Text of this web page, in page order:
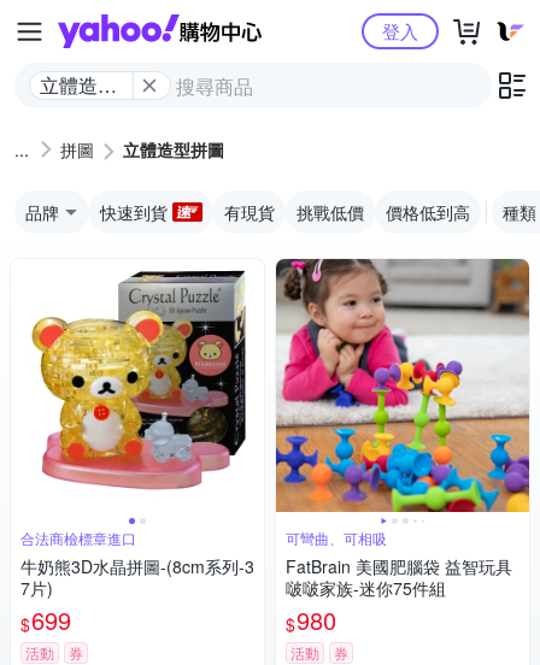
Yahoo購物中心
立體造型
登入
拼圖 立體造型拼圖
品牌 快速到貨 有現貨 挑戰低價 價格低到高 種類
合法商檢標章進口
牛奶熊3D水晶拼圖-(8cm系列-3
7片)
$699
活動 券
可彎曲、可相吸
FatBrain 美國肥腦袋 益智玩具
啵啵家族-迷你75件組
$980
活動 券